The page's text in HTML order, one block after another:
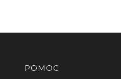
Linki w stopce
POMOC